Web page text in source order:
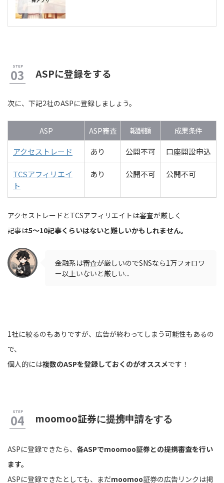
ASPに登録をする
次に、下記2社のASPに登録しましょう。
ASP ASP審査 報酬額
成果条件
アクセストレード
あり 公開不可 口座開設申込
TCSアフィリエイ
ト
あり 公開不可 公開不可
アクセストレードとTCSアフィリエイトは審査が厳しく
記事は5〜10記事くらいはないと難しいかもしれません。
金融系は審査が厳しいのでSNSなら1万フォロワ
ー以上いないと厳しい...
1社に絞るのもありですが、広告が終わってしまう可能性もあるの
で、
個人的には複数のASPを登録しておくのがオススメです！
moomoo証券に提携申請をする
ASPに登録できたら、 各ASPでmoomoo証券との提携審査を行い
ます。
ASPに登録できたとしても、まだmoomoo証券の広告リンクは掲